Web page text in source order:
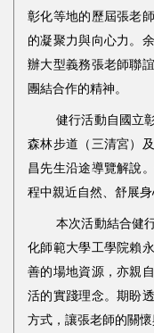
彰化等地的歷屆張老
的凝聚力與向心力。
辦大型義務張老師聯
團結合作的精神。
健行活動自國立
森林步道（三清宮）
昌先生沿途導覽解說
程中親近自然、舒展身
本次活動結合健
化師範大學工學院賴
善的場地資源，亦親
活的實踐理念。期盼
方式，讓張老師的關